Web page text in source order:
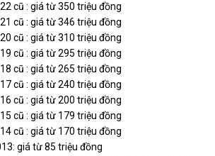
cũ : giá từ 350 triệu đồng
cũ : giá từ 346 triệu đồng
cũ : giá từ 310 triệu đồng
cũ : giá từ 295 triệu đồng
cũ : giá từ 265 triệu đồng
cũ : giá từ 240 triệu đồng
cũ : giá từ 200 triệu đồng
cũ : giá từ 179 triệu đồng
cũ : giá từ 170 triệu đồng
giá từ 85 triệu đồng